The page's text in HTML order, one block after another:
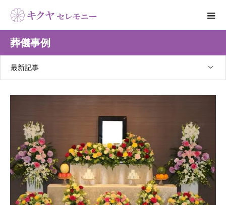
葬儀事例
最新記事